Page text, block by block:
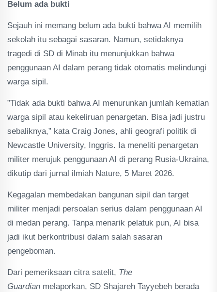
Belum ada bukti
Sejauh ini memang belum ada bukti bahwa AI memilih
sekolah itu sebagai sasaran. Namun, setidaknya
tragedi di SD di Minab itu menunjukkan bahwa
penggunaan AI dalam perang tidak otomatis melindungi
warga sipil.
”Tidak ada bukti bahwa AI menurunkan jumlah kematian
warga sipil atau kekeliruan penargetan. Bisa jadi justru
sebaliknya,” kata Craig Jones, ahli geografi politik di
Newcastle University, Inggris. Ia meneliti penargetan
militer merujuk penggunaan AI di perang Rusia-Ukraina,
dikutip dari jurnal ilmiah Nature, 5 Maret 2026.
Kegagalan membedakan bangunan sipil dan target
militer menjadi persoalan serius dalam penggunaan AI
di medan perang. Tanpa menarik pelatuk pun, AI bisa
jadi ikut berkontribusi dalam salah sasaran
pengeboman.
Dari pemeriksaan citra satelit, The
Guardian melaporkan, SD Shajareh Tayyebeh berada